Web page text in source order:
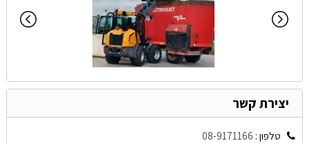
יצירת קשר
טלפון : 08-9171166